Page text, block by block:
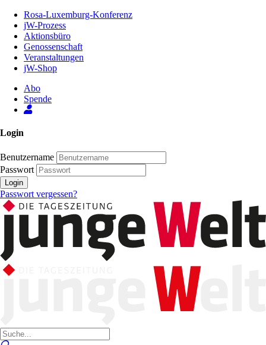
Inhalt
Seite
Rosa-Luxemburg-Konferenz
jW-Prozess
Aktionsbüro
Genossenschaft
Veranstaltungen
jW-Shop
Abo
Spende
Login
Benutzername
Passwort
Login
Passwort vergessen?